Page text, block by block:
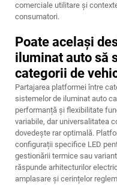
comerciale utilitare și
consumatori.
Poate același
iluminat auto să
categorii de
Partajarea platformei între
sistemelor de iluminat auto
performanță și flexibilitate
variabile, dar universalitatea
dovedește rar optimală.
configurații specifice LED
gestionării termice sau
răspunde arhitecturilor
amplasare și cerințelor